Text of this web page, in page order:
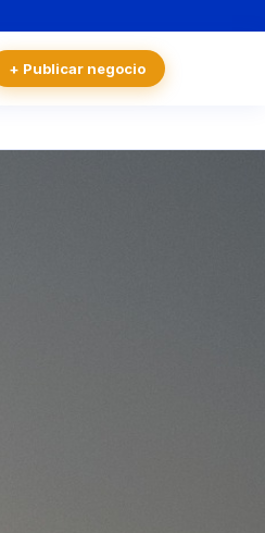
+ Publicar negocio